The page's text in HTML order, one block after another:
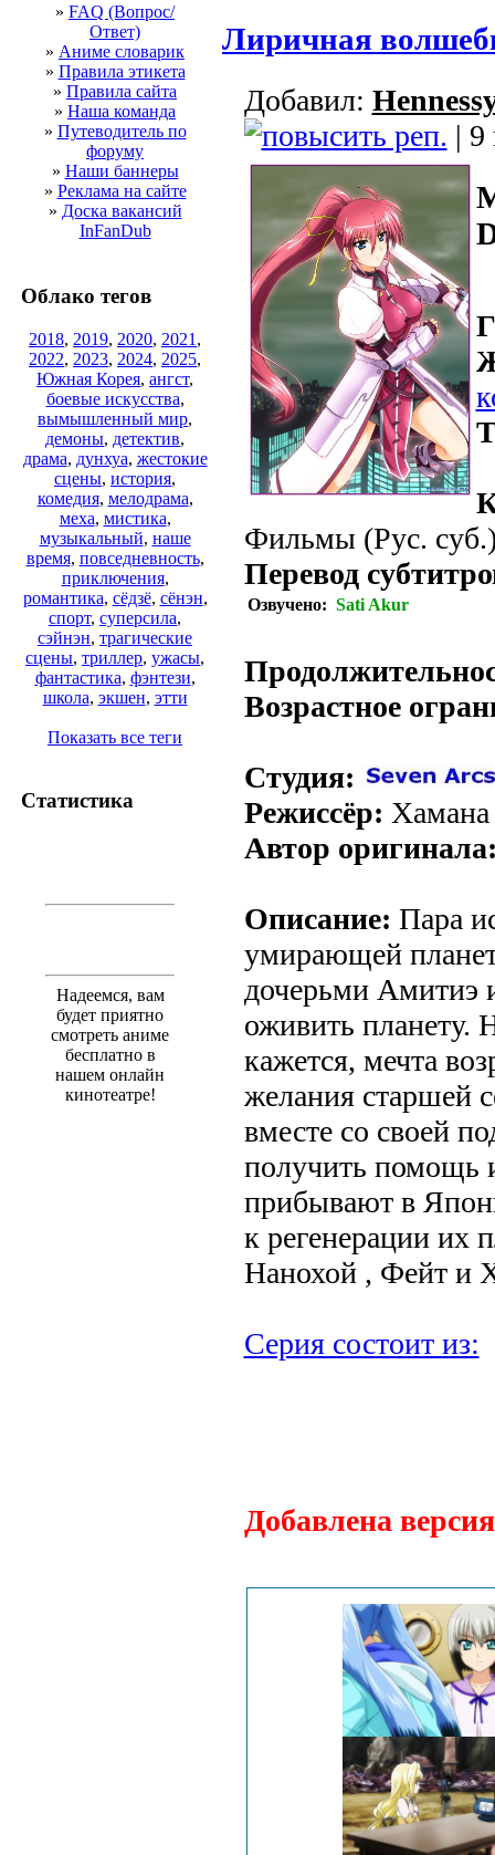
» FAQ (Вопрос/
Ответ)
» Аниме словарик
» Правила этикета
» Правила сайта
» Наша команда
» Путеводитель по
форуму
» Наши баннеры
» Реклама на сайте
» Доска вакансий
InFanDub
Облако тегов
2018, 2019, 2020, 2021 ,
2022, 2023, 2024, 2025,
Южная Корея, ангст,
боевые искусства,
вымышленный мир,
демоны, детектив,
драма, дунхуа, жестокие
сцены, история,
комедия, мелодрама,
меха, мистика,
музыкальный, наше
время, повседневность,
приключения,
романтика, сёдзё, сёнэн,
спорт, суперсила,
сэйнэн, трагические
сцены, триллер, ужасы,
фантастика, фэнтези,
школа, экшен, этти
Показать все теги
Статистика
Надеемся, вам
будет приятно
смотреть аниме
бесплатно в
нашем онлайн
кинотеатре!
Лиричная
Добавил:
| 9
Фильмы (Рус.
Перевод
Озвучено: Sati Akur
Возрастное
Студия:
Режиссёр:
Автор
Описание: Пара
умирающей
дочерьми Амитиэ
оживить планету.
кажется, мечта
желания старшей
вместе со своей
получить помощь
прибывают в
к регенерации их
Нанохой , Фейт и
Серия состоит из:
Добавлена